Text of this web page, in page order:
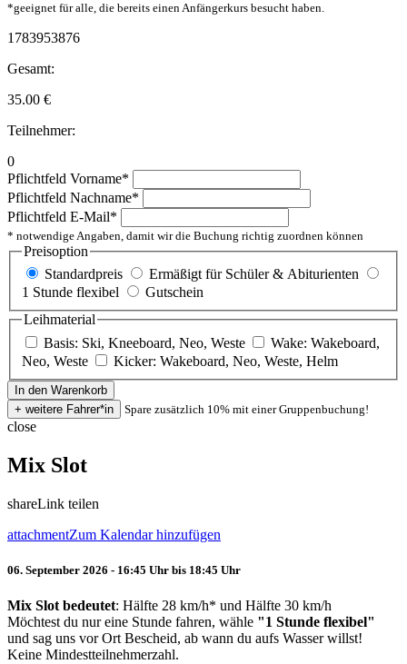
*geeignet für alle, die bereits einen Anfängerkurs besucht haben.
1783953876
Gesamt:
35.00 €
Teilnehmer:
0
Pflichtfeld Vorname*
Pflichtfeld Nachname*
Pflichtfeld E-Mail*
* notwendige Angaben, damit wir die Buchung richtig zuordnen können
Preisoption
Standardpreis
Ermäßigt für Schüler & Abiturienten
1 Stunde flexibel
Gutschein
Leihmaterial
Basis: Ski, Kneeboard, Neo, Weste
Wake: Wakeboard,
Neo, Weste
Kicker: Wakeboard, Neo, Weste, Helm
Spare zusätzlich 10% mit einer Gruppenbuchung!
close
Mix Slot
shareLink teilen
attachmentZum Kalendar hinzufügen
06. September 2026 - 16:45 Uhr bis 18:45 Uhr
Mix Slot bedeutet: Hälfte 28 km/h* und Hälfte 30 km/h
Möchtest du nur eine Stunde fahren, wähle "1 Stunde flexibel"
und sag uns vor Ort Bescheid, ab wann du aufs Wasser willst!
Keine Mindestteilnehmerzahl.